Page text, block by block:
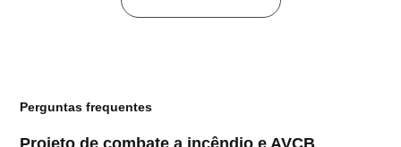
Perguntas frequentes